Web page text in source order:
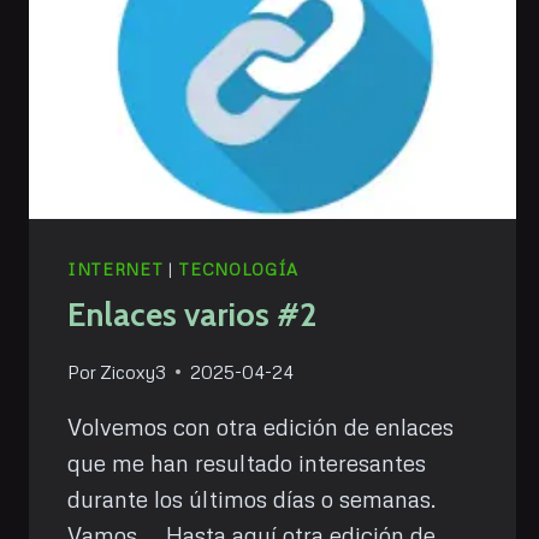
INTERNET | TECNOLOGÍA
Enlaces varios #2
Por Zicoxy3 2025-04-24
Volvemos con otra edición de enlaces
que me han resultado interesantes
durante los últimos días o semanas.